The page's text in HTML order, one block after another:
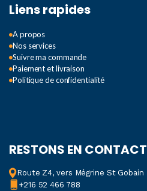
Liens rapides
A propos
Nos services
Suivre ma commande
Paiement et livraison
Politique de confidentialité
RESTONS EN CONTACT
Route Z4, vers Mégrine St Gobain
+216 52 466 788